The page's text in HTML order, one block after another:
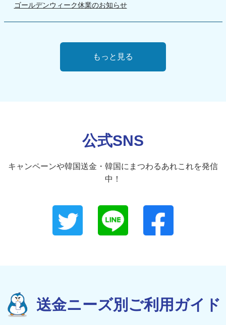
ゴールデンウィーク休業のお知らせ
もっと見る
公式SNS
キャンペーンや韓国送金・韓国にまつわるあれこれを発信
中！
送金ニーズ別ご利用ガイド